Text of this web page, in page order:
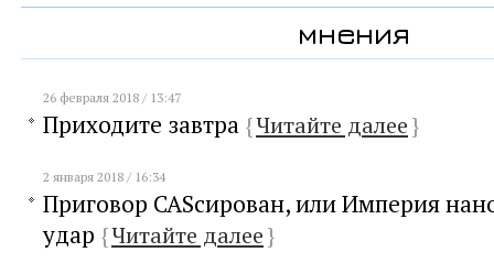
мнения
26 февраля 2018 / 13:47
Приходите завтра {Читайте далее}
2 января 2018 / 16:34
Приговор CASсирован, или Империя
удар {Читайте далее}